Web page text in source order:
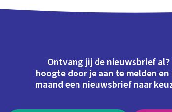
Ontvang jij de nieuwsbrief
hoogte door je aan te melden
maand een nieuwsbrief naar